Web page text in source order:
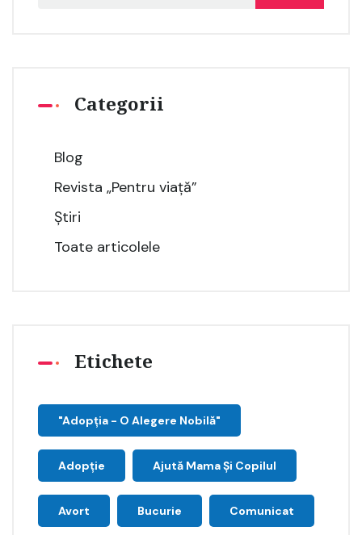
Categorii
Blog
Revista „Pentru viață”
Știri
Toate articolele
Etichete
"Adopţia - O Alegere Nobilă"
Adopție Ajută Mama Și Copilul
Avort Bucurie Comunicat